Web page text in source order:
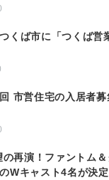
くば市に「つくば営
市営住宅の入居者募
再演！ファントム＆
Wキャスト4名が決定